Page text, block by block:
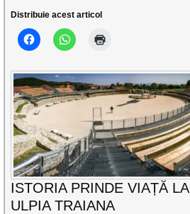
Distribuie acest articol
ISTORIA PRINDE VIAȚĂ LA
ULPIA TRAIANA